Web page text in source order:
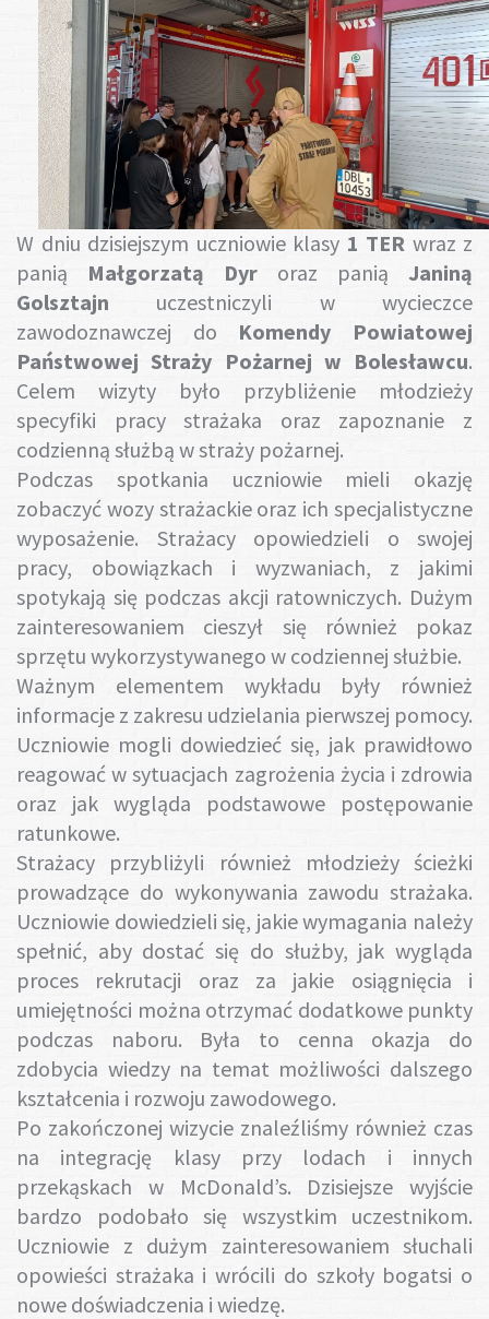
Plan lekcji
Gotuj z nami
W dniu dzisiejszym uczniowie klasy 1 TER wraz z
panią Małgorzatą Dyr oraz panią Janiną
Golsztajn uczestniczyli w wycieczce
zawodoznawczej do Komendy Powiatowej
Państwowej Straży Pożarnej w Bolesławcu.
Celem wizyty było przybliżenie młodzieży
specyfiki pracy strażaka oraz zapoznanie z
codzienną służbą w straży pożarnej.
Podczas spotkania uczniowie mieli okazję
zobaczyć wozy strażackie oraz ich specjalistyczne
wyposażenie. Strażacy opowiedzieli o swojej
pracy, obowiązkach i wyzwaniach, z jakimi
spotykają się podczas akcji ratowniczych. Dużym
zainteresowaniem cieszył się również pokaz
sprzętu wykorzystywanego w codziennej służbie.
Ważnym elementem wykładu były również
informacje z zakresu udzielania pierwszej pomocy.
Uczniowie mogli dowiedzieć się, jak prawidłowo
reagować w sytuacjach zagrożenia życia i zdrowia
oraz jak wygląda podstawowe postępowanie
ratunkowe.
Strażacy przybliżyli również młodzieży ścieżki
prowadzące do wykonywania zawodu strażaka.
Uczniowie dowiedzieli się, jakie wymagania należy
spełnić, aby dostać się do służby, jak wygląda
proces rekrutacji oraz za jakie osiągnięcia i
umiejętności można otrzymać dodatkowe punkty
podczas naboru. Była to cenna okazja do
zdobycia wiedzy na temat możliwości dalszego
kształcenia i rozwoju zawodowego.
Po zakończonej wizycie znaleźliśmy również czas
na integrację klasy przy lodach i innych
przekąskach w McDonald’s. Dzisiejsze wyjście
bardzo podobało się wszystkim uczestnikom.
Uczniowie z dużym zainteresowaniem słuchali
opowieści strażaka i wrócili do szkoły bogatsi o
nowe doświadczenia i wiedzę.